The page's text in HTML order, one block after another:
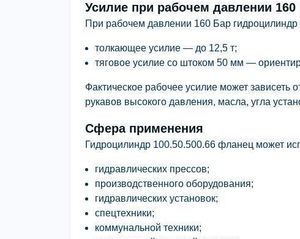
Усилие при рабочем давлении 160
При рабочем давлении 160 Бар
толкающее усилие — до 12,5 т;
тяговое усилие со штоком 50 мм —
Фактическое рабочее усилие может зависеть
рукавов высокого давления, масла, угла
Сфера применения
Гидроцилиндр 100.50.500.66 фланец может
гидравлических прессов;
производственного оборудования;
гидравлических установок;
спецтехники;
коммунальной техники;